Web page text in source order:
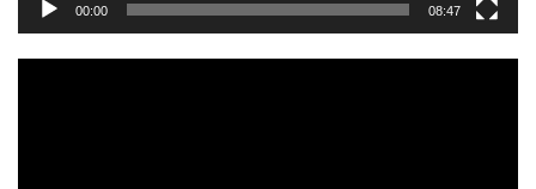
00:00 08:47